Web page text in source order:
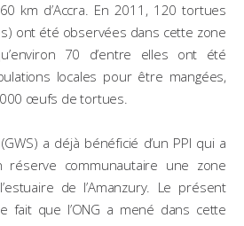
km d’Accra. En 2011, 120 tortues
ont été observées dans cette zone
70 d’entre elles ont été
locales pour être mangées,
œufs de tortues.
a déjà bénéficié d’un PPI qui a
communautaire une zone
de l’Amanzury. Le présent
fait que l’ONG a mené dans cette